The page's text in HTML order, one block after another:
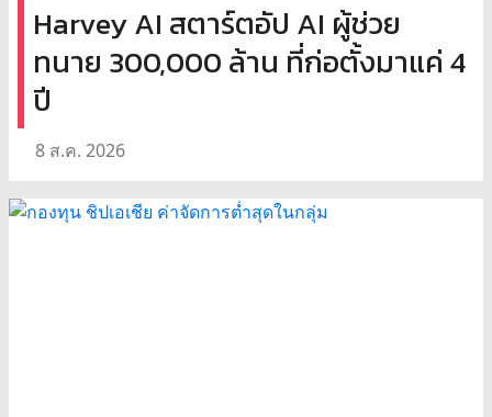
Harvey AI สตาร์ตอัป AI ผู้ช่วย
ทนาย 300,000 ล้าน ที่ก่อตั้งมาแค่ 4
ปี
8 ส.ค. 2026